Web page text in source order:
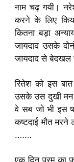
नाम चढ़ गयी।
करने के लिए
कितना बड़ा
जायदाद उसके
जायदाद से बेदखल
रितेश को इस
उसके उस दुखी
वे सब जो भी इस
कष्टदाई मौत
.......
एक दिन परम का